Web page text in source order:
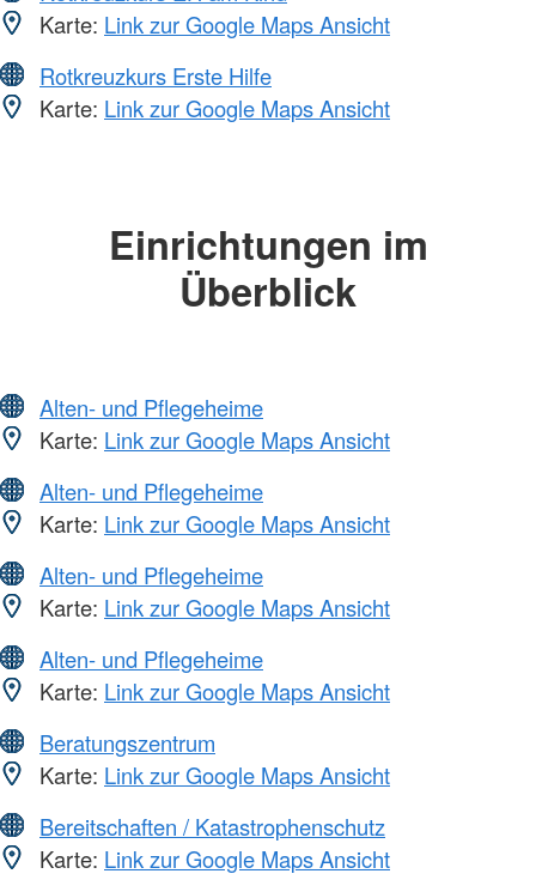
Karte: Link zur Google Maps Ansicht
Rotkreuzkurs Erste Hilfe
Karte: Link zur Google Maps Ansicht
Einrichtungen im
Überblick
Alten- und Pflegeheime
Karte: Link zur Google Maps Ansicht
Alten- und Pflegeheime
Karte: Link zur Google Maps Ansicht
Alten- und Pflegeheime
Karte: Link zur Google Maps Ansicht
Alten- und Pflegeheime
Karte: Link zur Google Maps Ansicht
Beratungszentrum
Karte: Link zur Google Maps Ansicht
Bereitschaften / Katastrophenschutz
Karte: Link zur Google Maps Ansicht